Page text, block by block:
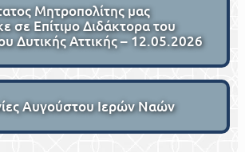
Μητροπολίτης μας
σε Επίτιμο Διδάκτορα του
Δυτικής Αττικής – 12.05.2026
Αυγούστου Ιερών Ναών